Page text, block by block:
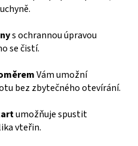
s ochrannou úpravou
se čistí.
Vám umožní
bez zbytečného otevírání.
umožňuje spustit
vteřin.